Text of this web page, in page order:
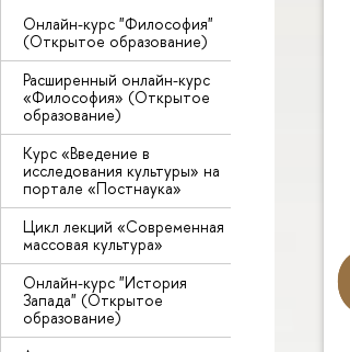
Онлайн-курс "Философия"
(Открытое образование)
Расширенный онлайн-курс
«Философия» (Открытое
образование)
Курс «Введение в
исследования культуры» на
портале «Постнаука»
Цикл лекций «Современная
массовая культура»
Онлайн-курс "История
Запада" (Открытое
образование)